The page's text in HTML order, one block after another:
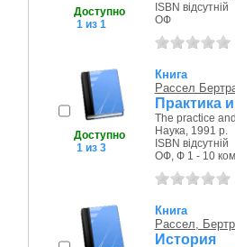
Доступно
1 из 1
ISBN відсутній
ОФ
Доступно
1 из 3
Книга
Рассел
Практика
The practice
Наука, 1991 р.
ISBN відсутній
ОФ, Ф 1 - 10
Книга
Рассел,